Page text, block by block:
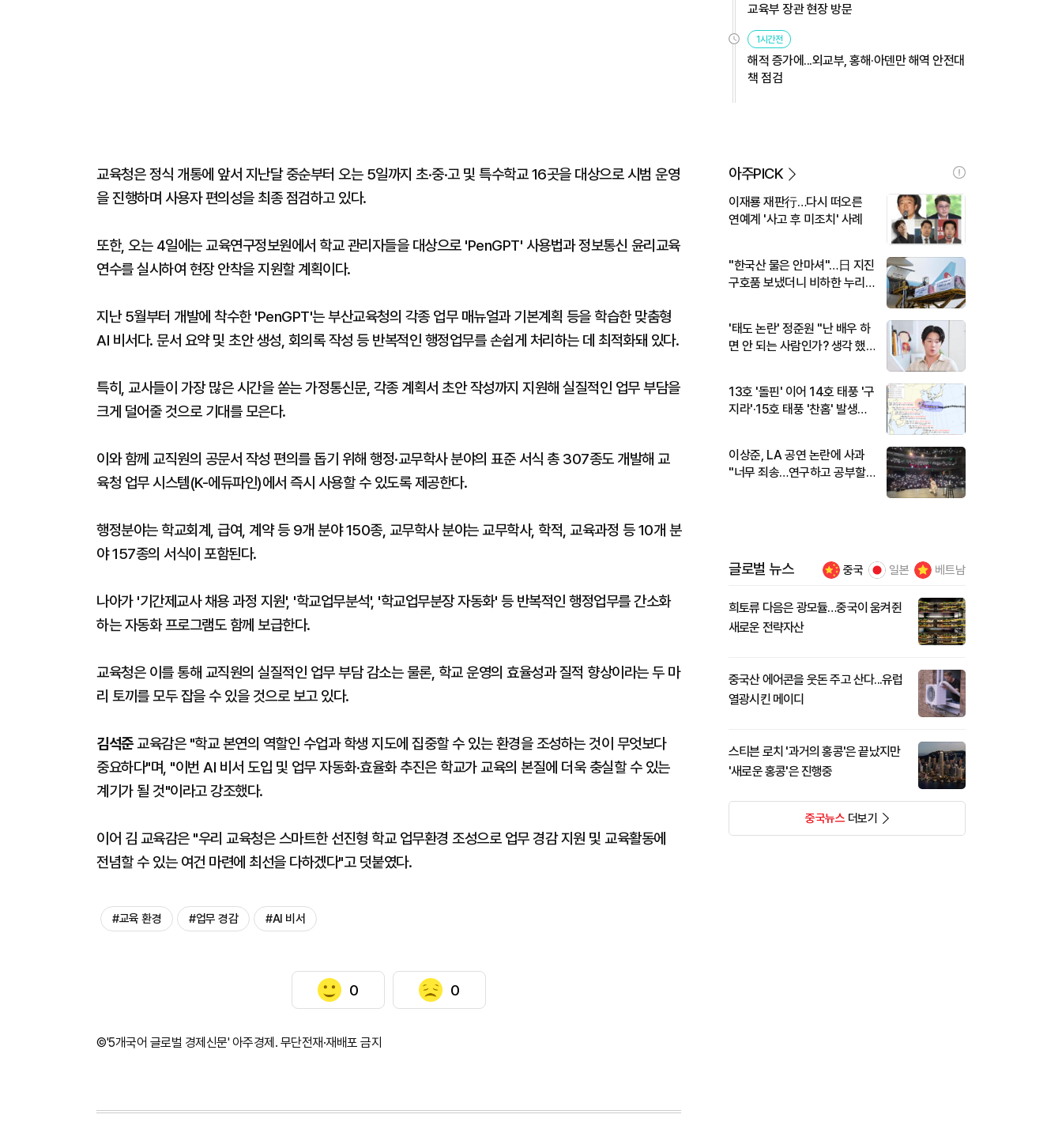
교육청은 정식 개통에 앞서 지난달 중순부터 오는 5일까지 초·중·고 및 특수학교 16곳을 대상으로 시범 운영
을 진행하며 사용자 편의성을 최종 점검하고 있다.
또한, 오는 4일에는 교육연구정보원에서 학교 관리자들을 대상으로 'PenGPT' 사용법과 정보통신 윤리교육
연수를 실시하여 현장 안착을 지원할 계획이다.
지난 5월부터 개발에 착수한 'PenGPT'는 부산교육청의 각종 업무 매뉴얼과 기본계획 등을 학습한 맞춤형
AI 비서다. 문서 요약 및 초안 생성, 회의록 작성 등 반복적인 행정업무를 손쉽게 처리하는 데 최적화돼 있다.
특히, 교사들이 가장 많은 시간을 쏟는 가정통신문, 각종 계획서 초안 작성까지 지원해 실질적인 업무 부담을
크게 덜어줄 것으로 기대를 모은다.
이와 함께 교직원의 공문서 작성 편의를 돕기 위해 행정·교무학사 분야의 표준 서식 총 307종도 개발해 교
육청 업무 시스템(K-에듀파인)에서 즉시 사용할 수 있도록 제공한다.
행정분야는 학교회계, 급여, 계약 등 9개 분야 150종, 교무학사 분야는 교무학사, 학적, 교육과정 등 10개 분
야 157종의 서식이 포함된다.
나아가 '기간제교사 채용 과정 지원', '학교업무분석', '학교업무분장 자동화' 등 반복적인 행정업무를 간소화
하는 자동화 프로그램도 함께 보급한다.
교육청은 이를 통해 교직원의 실질적인 업무 부담 감소는 물론, 학교 운영의 효율성과 질적 향상이라는 두 마
리 토끼를 모두 잡을 수 있을 것으로 보고 있다.
김석준교육감은 "학교 본연의 역할인 수업과 학생 지도에 집중할 수 있는 환경을 조성하는 것이 무엇보다
중요하다"며, "이번 AI 비서 도입 및 업무 자동화·효율화 추진은 학교가 교육의 본질에 더욱 충실할 수 있는
계기가 될 것"이라고 강조했다.
이어 김 교육감은 "우리 교육청은 스마트한 선진형 학교 업무환경 조성으로 업무 경감 지원 및 교육활동에
전념할 수 있는 여건 마련에 최선을 다하겠다"고 덧붙였다.
#교육 환경 #업무 경감 #AI 비서
0 0
©'5개국어 글로벌 경제신문' 아주경제. 무단전재·재배포 금지
교육부 장관 현장 방문
1시간전
해적 증가에...외교부, 홍해·아덴만 해역 안전대
책 점검
아주PICK
이재룡 재판行…다시 떠오른
연예계 '사고 후 미조치' 사례
"한국산 물은 안마셔"…日 지진
구호품 보냈더니 비하한 누리
'태도 논란' 정준원 "난 배우 하
면 안 되는 사람인가? 생각 했
13호 '돌핀' 이어 14호 태풍 '구
지라'·15호 태풍 '찬홈' 발생…
이상준, LA 공연 논란에 사과
"너무 죄송…연구하고 공부할
글로벌 뉴스 중국 일본 베트남
희토류 다음은 광모듈…중국이 움켜쥔
새로운 전략자산
중국산 에어콘을 웃돈 주고 산다...유럽
열광시킨 메이디
스티븐 로치 '과거의 홍콩'은 끝났지만
'새로운 홍콩'은 진행중
중국뉴스더보기